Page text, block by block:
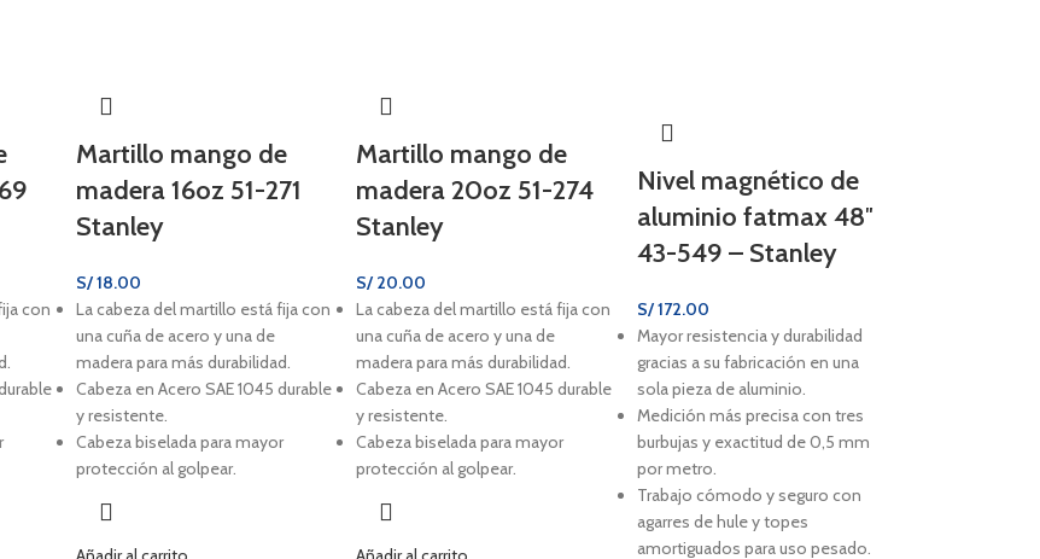
con
Martillo mango de
madera 16oz 51-271
Stanley
S/18.00
La cabeza del martillo está fija con
una cuña de acero y una de
madera para más durabilidad.
Cabeza en Acero SAE 1045 durable
y resistente.
Cabeza biselada para mayor
protección al golpear.
Martillo mango de
madera 20oz 51-274
Stanley
S/ 20.00
La cabeza del martillo está fija con
una cuña de acero y una de
madera para más durabilidad.
Cabeza en Acero SAE 1045 durable
y resistente.
Cabeza biselada para mayor
protección al golpear.
Nivel magnético de
aluminio fatmax 48″
43-549 – Stanley
S/172.00
Mayor resistencia y durabilidad
gracias a su fabricación en una
sola pieza de aluminio.
Medición más precisa con tres
burbujas y exactitud de 0,5 mm
por metro.
Trabajo cómodo y seguro con
agarres de hule y topes
amortiguados para uso pesado.